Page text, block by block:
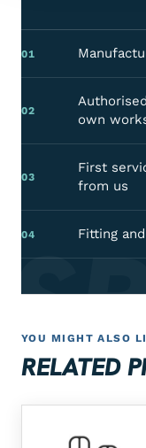
01
02
own
03
First
from us
04 Fitting
YOU MIGHT ALSO
RELATED